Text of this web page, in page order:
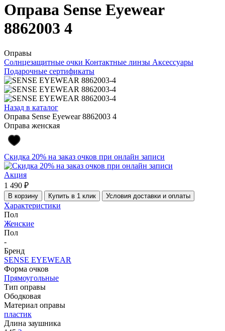
Оправа Sense Eyewear
8862003 4
Оправы
Солнцезащитные очки Контактные линзы Аксессуары
Подарочные сертификаты
Назад в каталог
Оправа Sense Eyewear 8862003 4
Оправа женская
Скидка 20% на заказ очков при онлайн записи
Акция
1 490 ₽
В корзину Купить в 1 клик Условия доставки и оплаты
Характеристики
Пол
Женские
Пол
-
Бренд
SENSE EYEWEAR
Форма очков
Прямоугольные
Тип оправы
Ободковая
Материал оправы
пластик
Длина заушника